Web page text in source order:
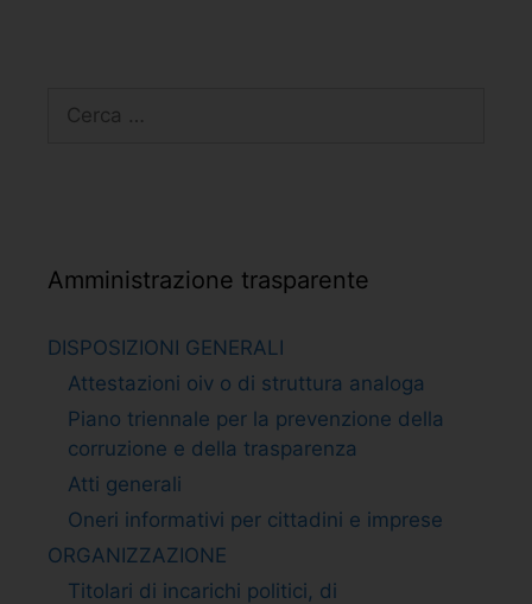
Amministrazione trasparente
DISPOSIZIONI GENERALI
Attestazioni oiv o di struttura analoga
Piano triennale per la prevenzione della
corruzione e della trasparenza
Atti generali
Oneri informativi per cittadini e imprese
ORGANIZZAZIONE
Titolari di incarichi politici, di